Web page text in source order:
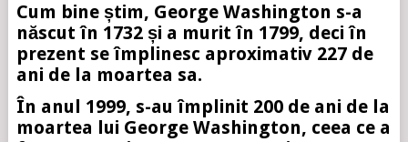
Cum bine știm, George Washington s-a
născut în 1732 și a murit în 1799, deci în
prezent se împlinesc aproximativ 227 de
ani de la moartea sa.
În anul 1999, s-au împlinit 200 de ani de la
moartea lui George Washington, ceea ce a